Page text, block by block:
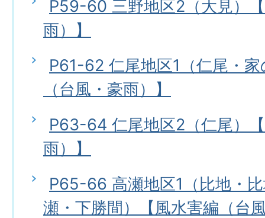
P59-60 三野地区2（大見）
雨）】
P61-62 仁尾地区1（仁尾・
（台風・豪雨）】
P63-64 仁尾地区2（仁尾）
雨）】
P65-66 高瀬地区1（比地・
瀬・下勝間）【風水害編（台